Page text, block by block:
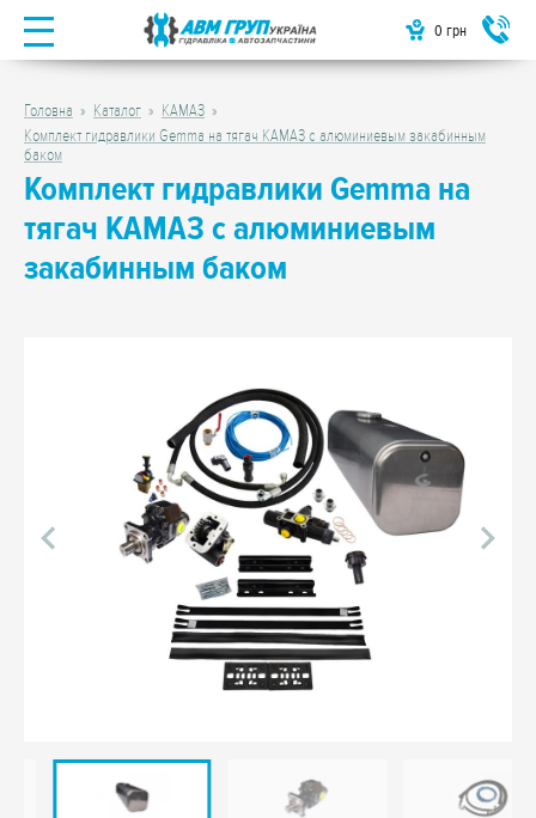
0 грн
Головна Каталог
КАМАЗ
Комплект гидравлики Gemma на тягач КАМАЗ с алюминиевым закабинным
баком
Комплект гидравлики Gemma на
тягач КАМАЗ с алюминиевым
закабинным баком